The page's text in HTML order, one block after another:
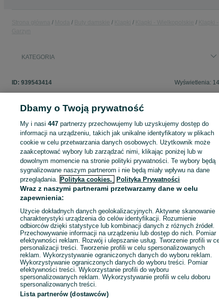
KATEGORIA
ID: 939543414 Wyświetlenia:
Zaloguj się lub załóż konto na OLX, aby skontaktować się z
sprzedającym
Zaloguj się / Załóż konto
Kup
Dbamy o Twoją prywatność
My i nasi447 partnerzy przechowujemy lub uzyskujemy dostęp do
informacji na urządzeniu, takich jak unikalne identyfikatory w plikach
cookie w celu przetwarzania danych osobowych. Użytkownik może
zaakceptować wybory lub zarządzać nimi, klikając poniżej lub w
dowolnym momencie na stronie polityki prywatności. Te wybory będą
sygnalizowane naszym partnerom i nie będą miały wpływu na dane
przeglądania. Polityka cookies, Polityka Prywatności
Wraz z naszymi partnerami przetwarzamy dane w celu
zapewnienia:
Użycie dokładnych danych geolokalizacyjnych. Aktywne skanowanie
charakterystyki urządzenia do celów identyfikacji. Rozumienie
odbiorców dzięki statystyce lub kombinacji danych z różnych źródeł.
Przechowywanie informacji na urządzeniu lub dostęp do nich. Pomiar
efektywności reklam. Rozwój i ulepszanie usług. Tworzenie profili w
personalizacji treści. Tworzenie profili w celu spersonalizowanych
reklam. Wykorzystywanie ograniczonych danych do wyboru reklam.
Wykorzystywanie ograniczonych danych do wyboru treści. Pomiar
efektywności treści. Wykorzystanie profili do wyboru
spersonalizowanych reklam. Wykorzystywanie profili w celu doboru
spersonalizowanych treści.
Lista partnerów (dostawców)